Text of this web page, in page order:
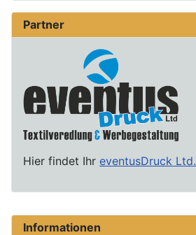
Informationen
Partner
Hier findet Ihr eventusDruck Ltd.